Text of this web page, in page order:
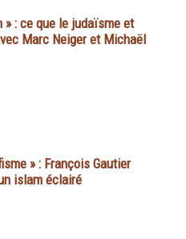
: ce que le judaïsme et
Marc Neiger et Michaël
» : François Gautier
islam éclairé